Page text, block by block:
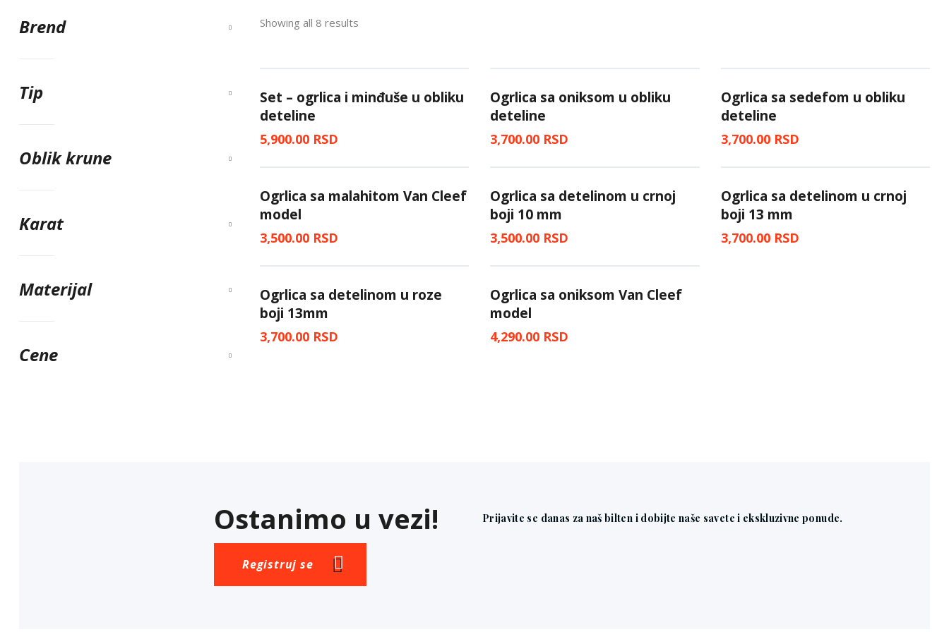
Showing all 8 results
Set – ogrlica i minđuše u obliku
deteline
5,900.00 RSD
Ogrlica sa oniksom u obliku
deteline
3,700.00 RSD
Ogrlica sa sedefom u obliku
deteline
3,700.00 RSD
Ogrlica sa malahitom Van Cleef
model
3,500.00 RSD
Ogrlica sa detelinom u crnoj
boji 10 mm
3,500.00 RSD
Ogrlica sa detelinom u crnoj
boji 13 mm
3,700.00 RSD
Ogrlica sa detelinom u roze
boji 13mm
3,700.00 RSD
Ogrlica sa oniksom Van Cleef
model
4,290.00 RSD
Brend
Tip
Oblik krune
Karat
Materijal
Cene
Ostanimo u vezi! Prijavite se danas za naš bilten i dobijte naše savete i ekskluzivne ponude.
Registruj se